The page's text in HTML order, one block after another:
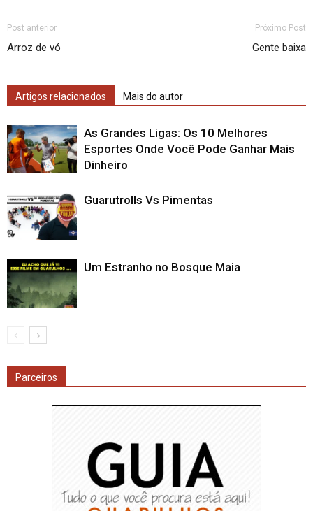
Post anterior
Arroz de vó
Próximo Post
Gente baixa
Artigos relacionados Mais do autor
As Grandes Ligas: Os 10 Melhores
Esportes Onde Você Pode Ganhar Mais
Dinheiro
Guarutrolls Vs Pimentas
Um Estranho no Bosque Maia
Parceiros